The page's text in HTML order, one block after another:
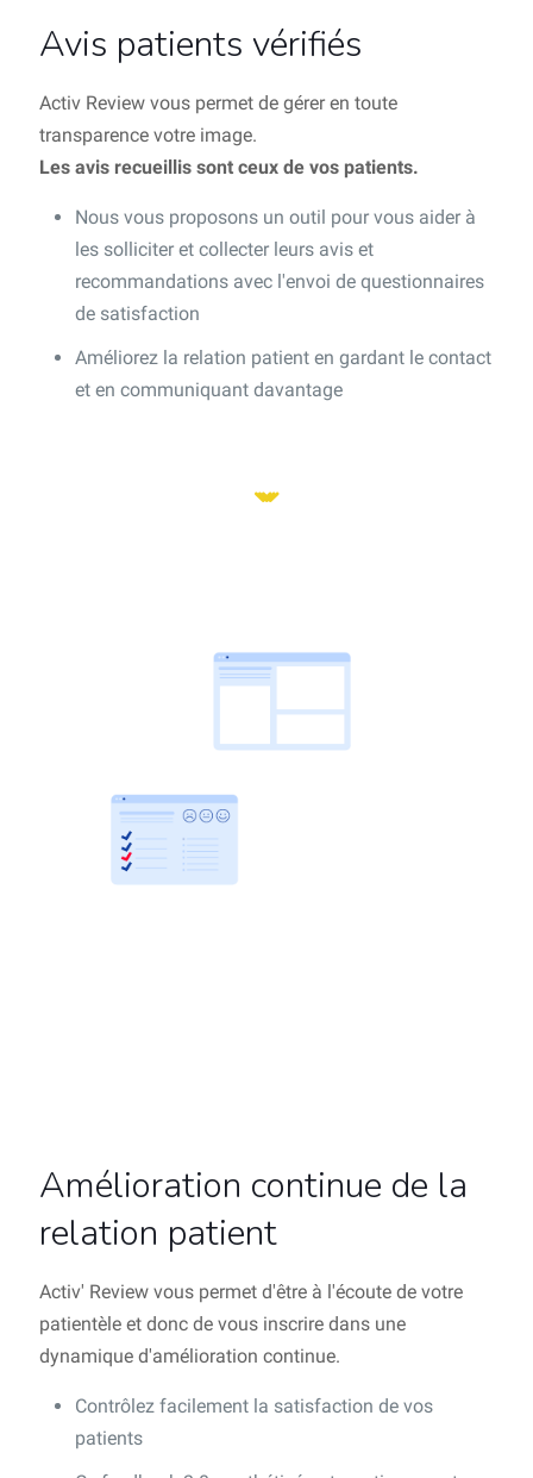
Avis patients vérifiés
Activ Review vous permet de gérer en toute
transparence votre image.
Les avis recueillis sont ceux de vos patients.
Nous vous proposons un outil pour vous aider à
les solliciter et collecter leurs avis et
recommandations avec l'envoi de questionnaires
de satisfaction
Améliorez la relation patient en gardant le contact
et en communiquant davantage
Amélioration continue de la
relation patient
Activ' Review vous permet d'être à l'écoute de votre
patientèle et donc de vous inscrire dans une
dynamique d'amélioration continue.
Contrôlez facilement la satisfaction de vos
patients